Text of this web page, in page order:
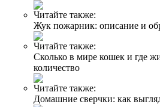
Читайте также:
Жук пожарник: описание и
Читайте также:
Сколько в мире кошек и где
количество
Читайте также:
Домашние сверчки: как